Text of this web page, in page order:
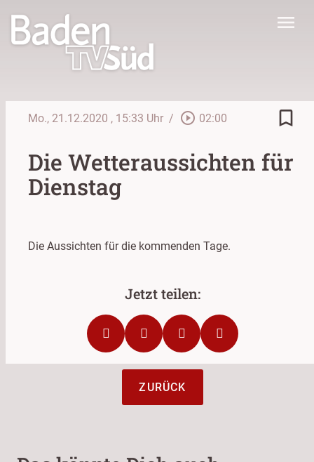
menu
Mo., 21.12.2020 , 15:33 Uhr / play_circle_outline 02:00 bookmark_border
Die Wetteraussichten für
Dienstag
Die Aussichten für die kommenden Tage.
ZURÜCK